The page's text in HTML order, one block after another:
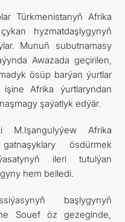
Türkmenistanyň Afrika
hyzmatdaşlygynyň
Munuň subutnamasy
Awazada geçirilen,
ösüp barýan ýurtlar
Afrika ýurtlaryndan
şaýatlyk edýär.
Afrika
ösdürmek
ileri tutulýan
hem belledi.
başlygynyň
Souef öz gezeginde,